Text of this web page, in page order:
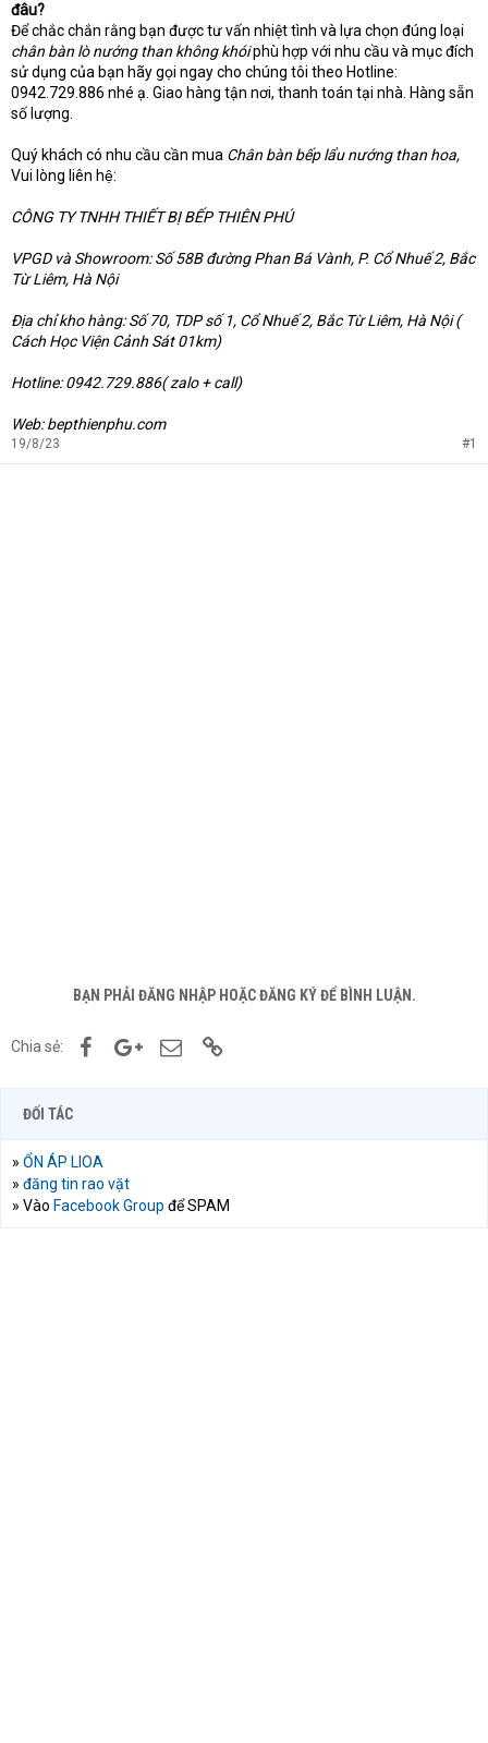
đâu?
Để chắc chắn rằng bạn được tư vấn nhiệt tình và lựa chọn đúng loại
chân bàn lò nướng than không khóiphù hợp với nhu cầu và mục đích
sử dụng của bạn hãy gọi ngay cho chúng tôi theo Hotline:
0942.729.886 nhé ạ. Giao hàng tận nơi, thanh toán tại nhà. Hàng sẵn
số lượng.
Quý khách có nhu cầu cần mua Chân bàn bếp lẩu nướng than hoa,
Vui lòng liên hệ:
CÔNG TY TNHH THIẾT BỊ BẾP THIÊN PHÚ
VPGD và Showroom: Số 58B đường Phan Bá Vành, P. Cổ Nhuế 2, Bắc
Từ Liêm, Hà Nội
Địa chỉ kho hàng: Số 70, TDP số 1, Cổ Nhuế 2, Bắc Từ Liêm, Hà Nội (
Cách Học Viện Cảnh Sát 01km)
Hotline: 0942.729.886( zalo + call)
Web: bepthienphu.com
19/8/23 #1
BẠN PHẢI ĐĂNG NHẬP HOẶC ĐĂNG KÝ ĐỂ BÌNH LUẬN.
Chia sẻ: FacebookGoogle+Email
ĐỐI TÁC
» ỔN ÁP LIOA
» đăng tin rao vặt
» Vào Facebook Group để SPAM